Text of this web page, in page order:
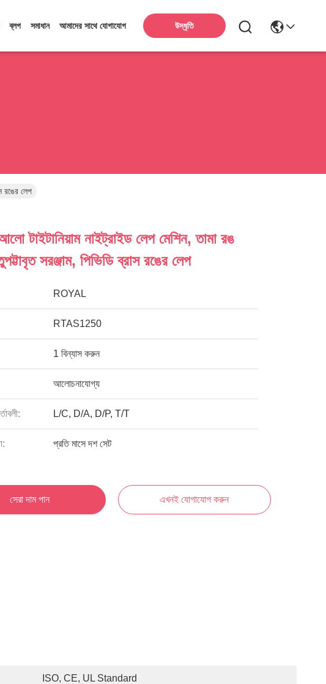
ব্লগ সমাধান আমাদের সাথে যোগাযোগ উদ্ধৃতি
রঙের লেপ
টাইটানিয়াম নাইট্রাইড লেপ মেশিন, তামা রঙ
সরঞ্জাম, পিভিডি ব্রাস রঙের লেপ
ROYAL
RTAS1250
1 বিন্যাস করুন
আলোচনাযোগ্য
L/C, D/A, D/P, T/T
প্রতি মাসে দশ সেট
সেরা দাম পান এখনই যোগাযোগ করুন
ISO, CE, UL Standard